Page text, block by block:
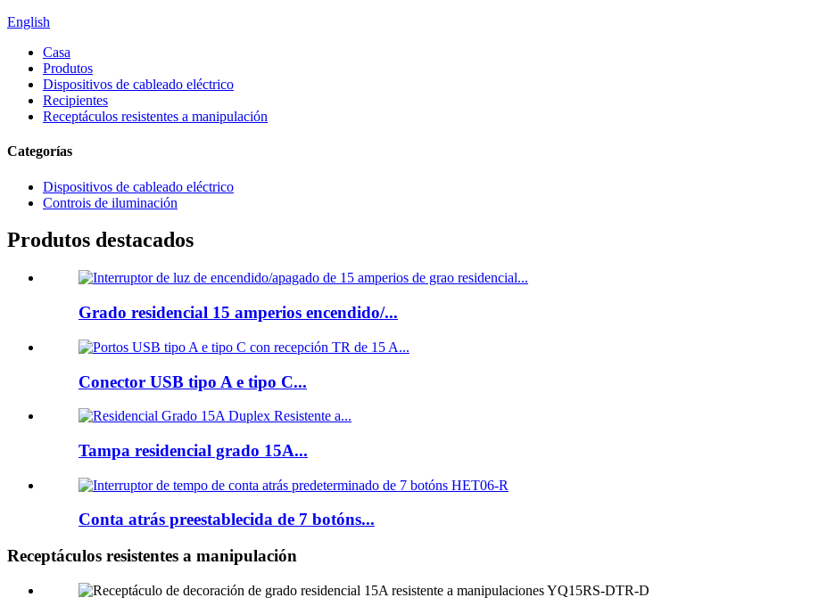
English
Casa
Produtos
Dispositivos de cableado eléctrico
Recipientes
Receptáculos resistentes a manipulación
Categorías
Dispositivos de cableado eléctrico
Controis de iluminación
Produtos destacados
Grado residencial 15 amperios encendido/...
Conector USB tipo A e tipo C...
Tampa residencial grado 15A...
Conta atrás preestablecida de 7 botóns...
Receptáculos resistentes a manipulación